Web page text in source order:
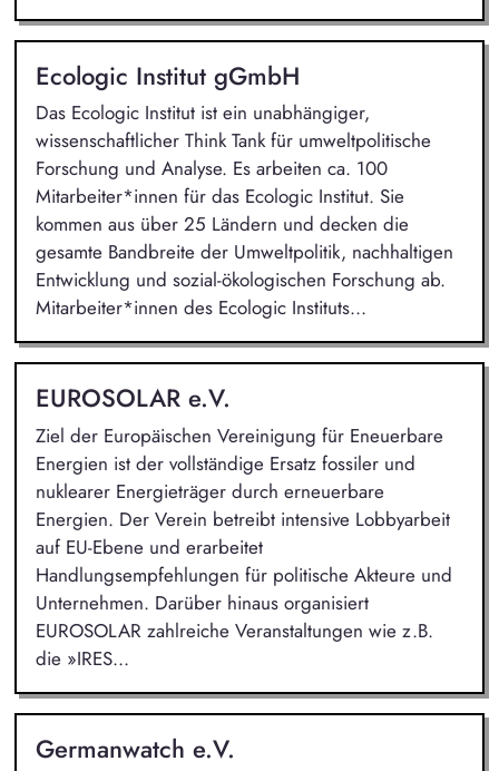
Ecologic Institut gGmbH
Das Ecologic Institut ist ein unabhängiger,
wissenschaftlicher Think Tank für umweltpolitische
Forschung und Analyse. Es arbeiten ca. 100
Mitarbeiter*innen für das Ecologic Institut. Sie
kommen aus über 25 Ländern und decken die
gesamte Bandbreite der Umweltpolitik, nachhaltigen
Entwicklung und sozial-ökologischen Forschung ab.
Mitarbeiter*innen des Ecologic Instituts...
EUROSOLAR e.V.
Ziel der Europäischen Vereinigung für Eneuerbare
Energien ist der vollständige Ersatz fossiler und
nuklearer Energieträger durch erneuerbare
Energien. Der Verein betreibt intensive Lobbyarbeit
auf EU-Ebene und erarbeitet
Handlungsempfehlungen für politische Akteure und
Unternehmen. Darüber hinaus organisiert
EUROSOLAR zahlreiche Veranstaltungen wie z.B.
die »IRES...
Germanwatch e.V.